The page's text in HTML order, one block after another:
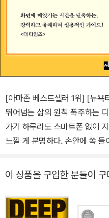
[아마존 베스트셀러 1위] [뉴욕타임스 베스트셀러] 《딥 워크》를
뛰어넘는 삶의 원칙 폭주하는 디지털 시대에 나만의 속도로 살아
가기 하루라도 스마트폰 없이 지내라고 하면 우리는 금단 증상을
느낄 게 분명하다. 손안에 쏙 들
은 충동적인 접촉과 연락의 생
보들에 휩싸여 정작 몰입해야
우리로 하여금 늘 만성피로에
이 상품을 구입한 분들이